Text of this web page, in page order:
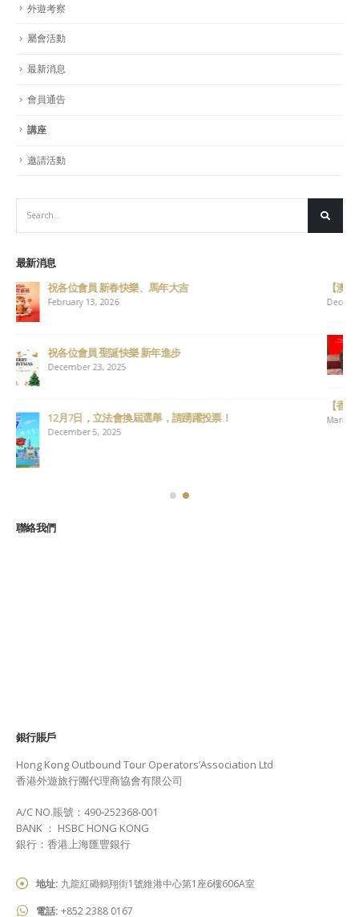
外遊考察
屬會活動
最新消息
會員通告
講座
邀請活動
最新消息
【澳洲好朋友號起飛 x 主席蘇子楊 x 副主席邱永康 x 義務司庫李振庭】
December 15, 2021
November 26, 2021
March 3, 2021
香港外遊旅行團代理商協會有限公司
A/C NO.賬號：490-252368-001
BANK ： HSBC HONG KONG
銀行：香港上海匯豐銀行
地址:九龍紅磡鶴翔街1號維港中心第1座6樓606A室